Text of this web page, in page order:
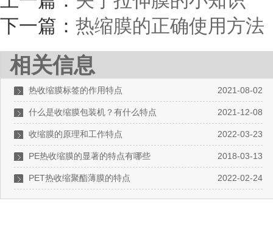
下一篇： 热缩膜的正确使用方法
相关信息
2021-08-02
热收缩膜标签的作用特点
2021-12-08
什么是收缩膜包装机？有什么特点
2022-03-23
收缩膜的原理和工作特点
2018-03-13
PE热收缩膜的显著的特点有哪些
2022-02-24
PET热收缩聚酯薄膜的特点